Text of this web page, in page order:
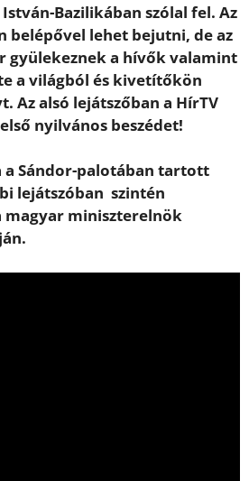
István-Bazilikában szólal fel. Az
belépővel lehet bejutni, de az
gyülekeznek a hívők valamint
a világból és kivetítőkön
Az alsó lejátszőban a HírTV
nyilvános beszédet!
Sándor-palotában tartott
lejátszóban szintén
miniszterelnök